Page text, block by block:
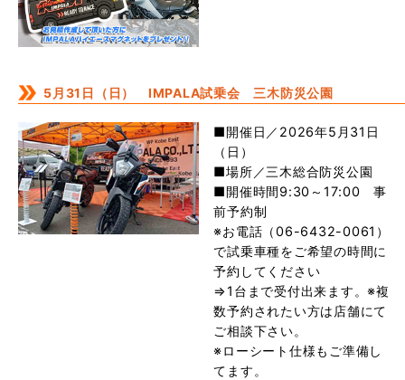
5月31日（日） IMPALA試乗会 三木防災公園
■開催日／2026年5月31日
（日）
■場所／三木総合防災公園
■開催時間9:30～17:00 事
前予約制
※お電話（06-6432-0061）
で試乗車種をご希望の時間に
予約してください
⇒1台まで受付出来ます。※複
数予約されたい方は店舗にて
ご相談下さい。
※ローシート仕様もご準備し
てます。